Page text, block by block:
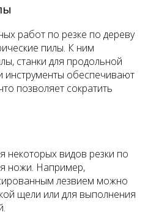
работ по резке по дереву
пилы. К ним
станки для продольной
инструменты обеспечивают
позволяет сократить
некоторых видов резки по
ножи. Например,
лезвием можно
щели или для выполнения